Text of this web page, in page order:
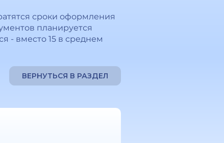
сроки оформления
планируется
- вместо 15 в среднем
ВЕРНУТЬСЯ В РАЗДЕЛ